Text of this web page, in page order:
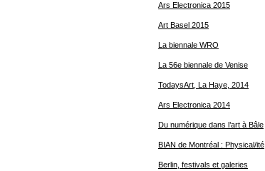
Ars Electronica 2015
Art Basel 2015
La biennale WRO
La 56e biennale de Venise
TodaysArt, La Haye, 2014
Ars Electronica 2014
Du numérique dans l’art à Bâle
BIAN de Montréal : Physical/ité
Berlin, festivals et galeries